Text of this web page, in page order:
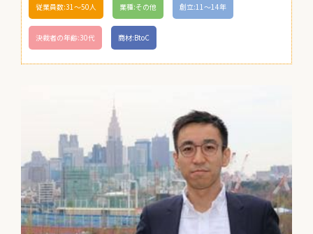
従業員数:31〜50人 業種:その他 創立:11〜14年
決裁者の年齢:30代 商材:BtoC